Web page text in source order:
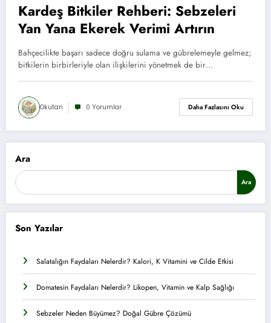
Ara
Ara
Son Yazılar
Salatalığın Faydaları Nelerdir? Kalori, K Vitamini ve Cilde Etkisi
Domatesin Faydaları Nelerdir? Likopen, Vitamin ve Kalp Sağlığı
Sebzeler Neden Büyümez? Doğal Gübre Çözümü
Kardeş Bitkiler Rehberi: Sebzeleri
Yan Yana Ekerek Verimi Artırın
Bahçecilikte başarı sadece doğru sulama ve gübrelemeyle gelmez;
bitkilerin birbirleriyle olan ilişkilerini yönetmek de bir…
Okutan 0 Yorumlar Daha Fazlasını Oku